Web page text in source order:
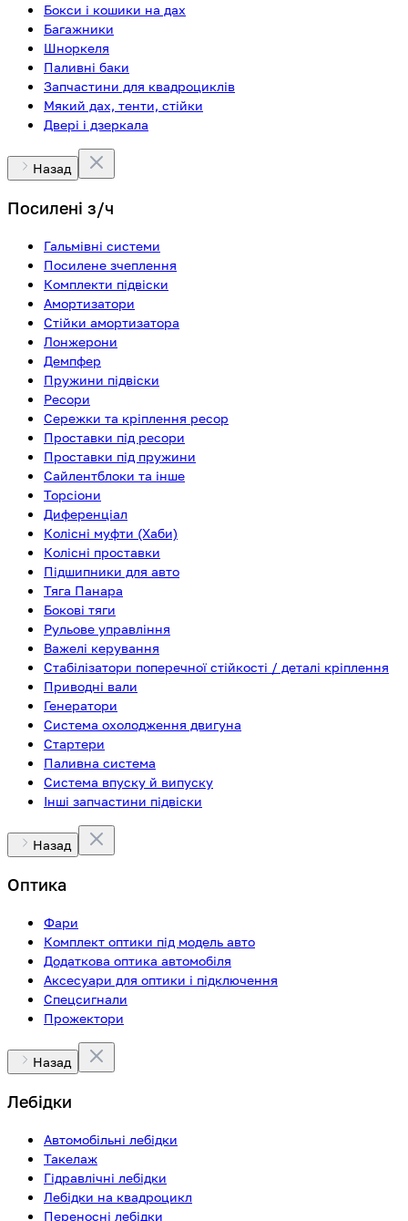
Бокси і кошики на дах
Багажники
Шноркеля
Паливні баки
Запчастини для квадроциклів
Мякий дах, тенти, стійки
Двері і дзеркала
Назад
Посилені з/ч
Гальмівні системи
Посилене зчеплення
Комплекти підвіски
Амортизатори
Стійки амортизатора
Лонжерони
Демпфер
Пружини підвіски
Ресори
Сережки та кріплення ресор
Проставки під ресори
Проставки під пружини
Сайлентблоки та інше
Торсіони
Диференціал
Колісні муфти (Хаби)
Колісні проставки
Підшипники для авто
Тяга Панара
Бокові тяги
Рульове управління
Важелі керування
Стабілізатори поперечної стійкості / деталі кріплення
Приводні вали
Генератори
Система охолодження двигуна
Стартери
Паливна система
Система впуску й випуску
Інші запчастини підвіски
Назад
Оптика
Фари
Комплект оптики під модель авто
Додаткова оптика автомобіля
Аксесуари для оптики і підключення
Спецсигнали
Прожектори
Назад
Лебідки
Автомобільні лебідки
Такелаж
Гідравлічні лебідки
Лебідки на квадроцикл
Переносні лебідки